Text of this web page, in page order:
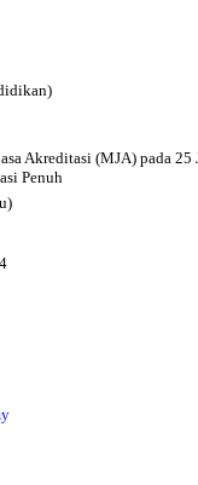
Akreditasi (MJA) pada
Penuh